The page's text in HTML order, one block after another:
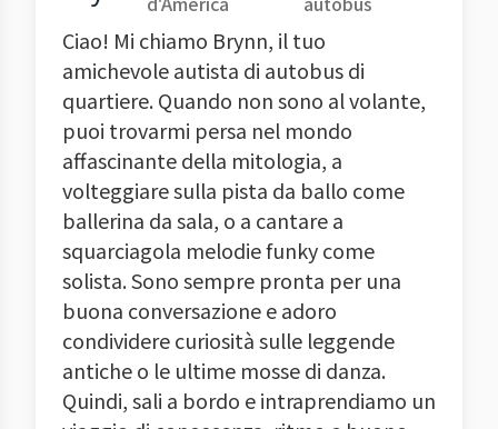
Ciao! Mi chiamo Brynn, il tuo
amichevole autista di autobus di
quartiere. Quando non sono al volante,
puoi trovarmi persa nel mondo
affascinante della mitologia, a
volteggiare sulla pista da ballo come
ballerina da sala, o a cantare a
squarciagola melodie funky come
solista. Sono sempre pronta per una
buona conversazione e adoro
condividere curiosità sulle leggende
antiche o le ultime mosse di danza.
Quindi, sali a bordo e intraprendiamo un